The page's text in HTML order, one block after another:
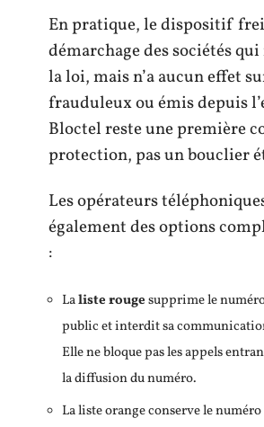
En pratique, le dispositif
démarchage des sociétés
la loi, mais n’a aucun effet
frauduleux ou émis depuis
Bloctel reste une première
protection, pas un bouclier
Les opérateurs
également des options
:
Laliste rougesupprime le
public et interdit sa
Elle ne bloque pas les appels
la diffusion du numéro.
La liste orange conserve le